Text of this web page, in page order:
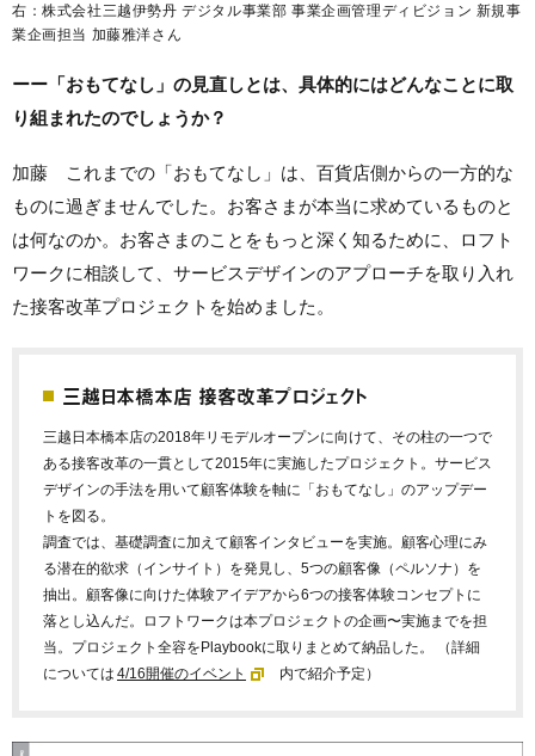
右：株式会社三越伊勢丹 デジタル事業部 事業企画管理ディビジョン 新規事
業企画担当 加藤雅洋さん
ーー「おもてなし」の見直しとは、具体的にはどんなことに取
り組まれたのでしょうか？
加藤 これまでの「おもてなし」は、百貨店側からの一方的な
ものに過ぎませんでした。お客さまが本当に求めているものと
は何なのか。お客さまのことをもっと深く知るために、ロフト
ワークに相談して、サービスデザインのアプローチを取り入れ
た接客改革プロジェクトを始めました。
三越日本橋本店 接客改革プロジェクト
三越日本橋本店の2018年リモデルオープンに向けて、その柱の一つで
ある接客改革の一貫として2015年に実施したプロジェクト。サービス
デザインの手法を用いて顧客体験を軸に「おもてなし」のアップデー
トを図る。
調査では、基礎調査に加えて顧客インタビューを実施。顧客心理にみ
る潜在的欲求（インサイト）を発見し、5つの顧客像（ペルソナ）を
抽出。顧客像に向けた体験アイデアから6つの接客体験コンセプトに
落とし込んだ。ロフトワークは本プロジェクトの企画〜実施までを担
当。プロジェクト全容をPlaybookに取りまとめて納品した。 （詳細
については 4/16開催のイベント 内で紹介予定）